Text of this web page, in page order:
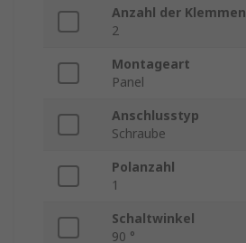
Anzahl der Klemmen
2
Montageart
Panel
Anschlusstyp
Schraube
Polanzahl
1
Schaltwinkel
90 °